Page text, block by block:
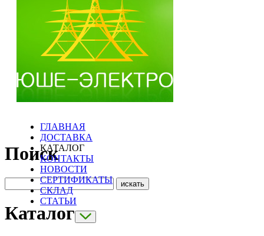
ГЛАВНАЯ
ДОСТАВКА
КАТАЛОГ
КОНТАКТЫ
НОВОСТИ
СЕРТИФИКАТЫ
СКЛАД
СТАТЬИ
Поиск
Каталог